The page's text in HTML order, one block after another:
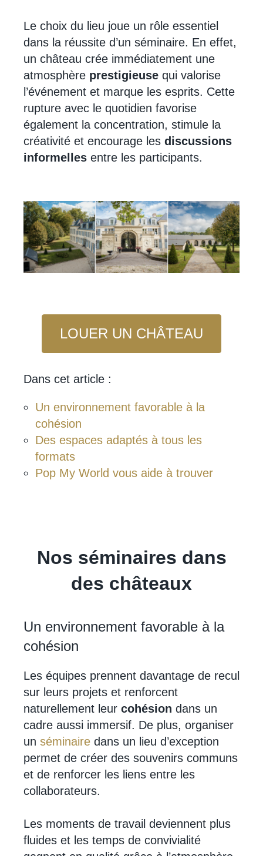
Le choix du lieu joue un rôle essentiel
dans la réussite d’un séminaire. En effet,
un château crée immédiatement une
atmosphère prestigieuse qui valorise
l’événement et marque les esprits. Cette
rupture avec le quotidien favorise
également la concentration, stimule la
créativité et encourage les discussions
informelles entre les participants.
LOUER UN CHÂTEAU
Dans cet article :
Un environnement favorable à la
cohésion
Des espaces adaptés à tous les
formats
Pop My World vous aide à trouver
Nos séminaires dans
des châteaux
Un environnement favorable à la
cohésion
Les équipes prennent davantage de recul
sur leurs projets et renforcent
naturellement leur cohésion dans un
cadre aussi immersif. De plus, organiser
un séminaire dans un lieu d’exception
permet de créer des souvenirs communs
et de renforcer les liens entre les
collaborateurs.
Les moments de travail deviennent plus
fluides et les temps de convivialité